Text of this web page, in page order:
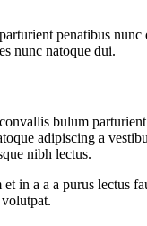
penatibus
nunc natoque dui.
bulum parturient
adipiscing a
nibh lectus.
in a a a purus lectus